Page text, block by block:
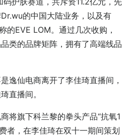
的中国大陆业务，以及有
的EVE LOM。通过几次收购，
类的品牌矩阵，拥有了高端线品
逸仙电商离开了李佳琦直播间，
直播间。
将旗下科兰黎的拳头产品“抗氧1
者，在李佳琦在双十一期间策划